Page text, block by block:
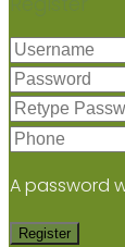
A password
Register